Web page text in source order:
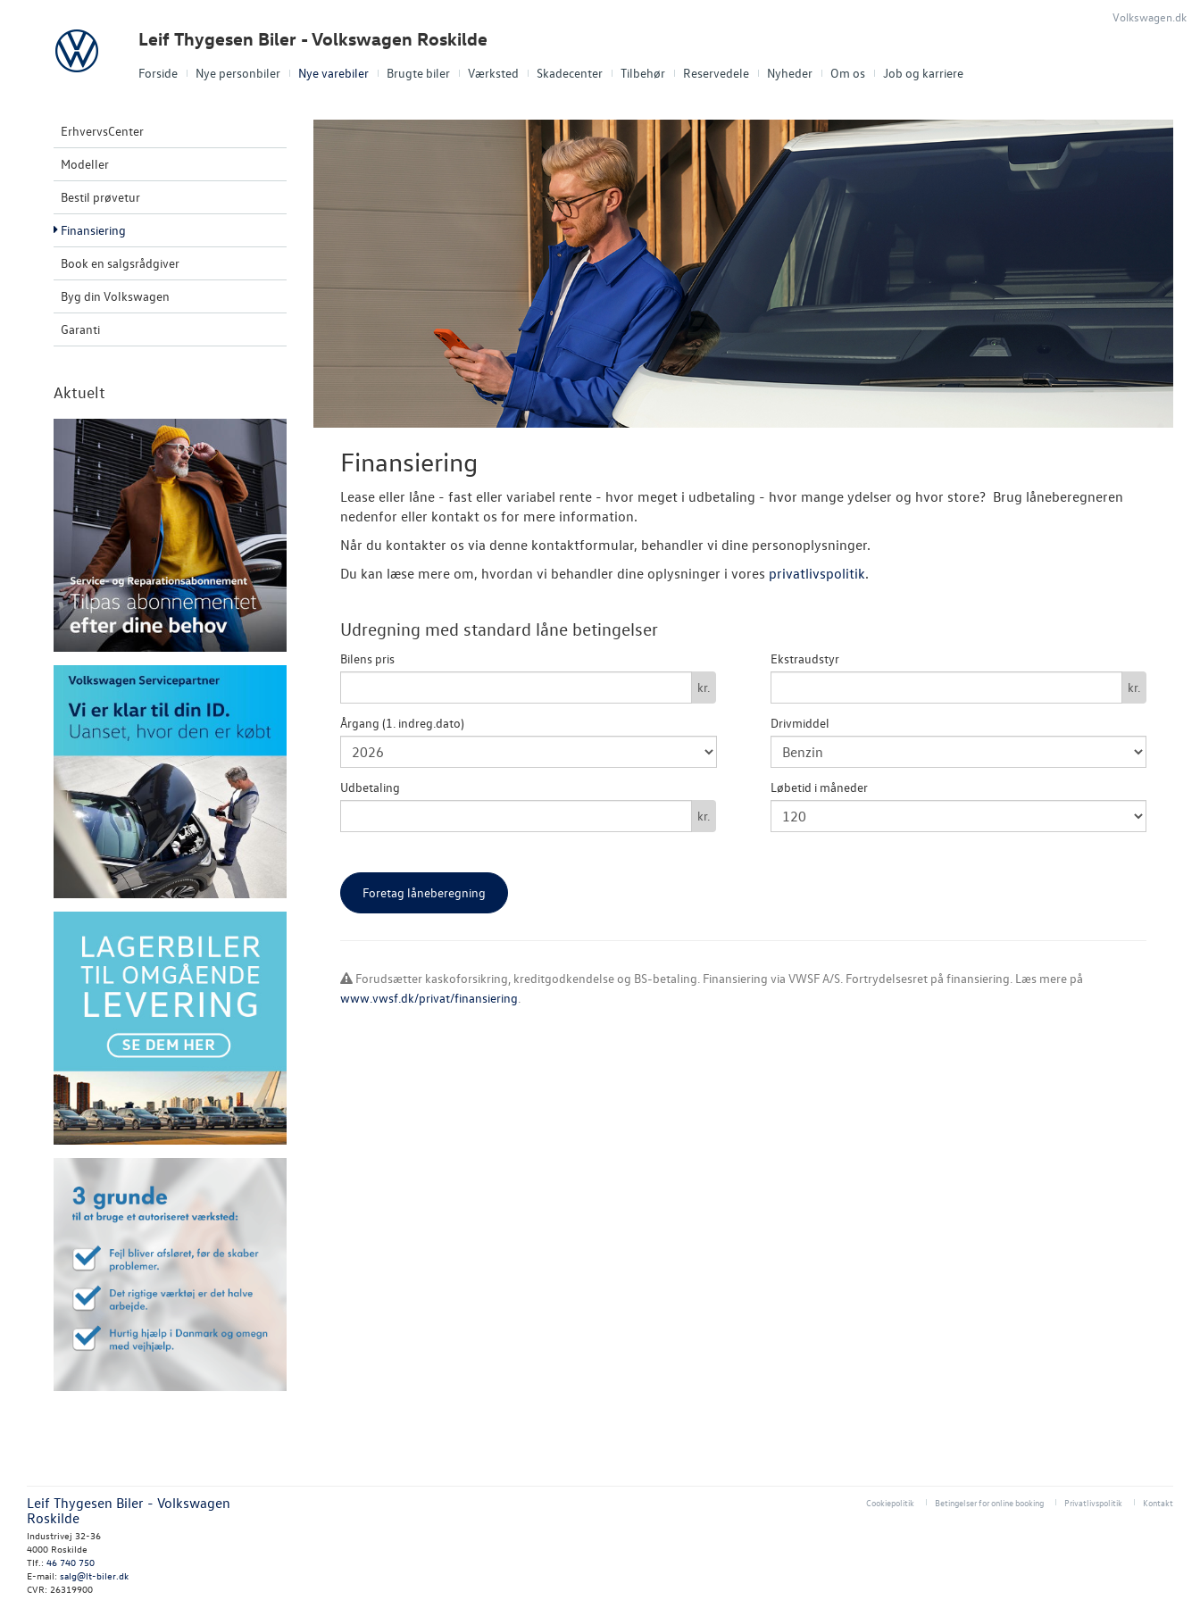
Forside Nye personbiler Nye varebiler Brugte biler Værksted Skadecenter Tilbehør Reservedele Nyheder Om os Job og karriere
Volkswagen Leif Thygesen Biler - Volkswagen Roskilde
Volkswagen.dk
ErhvervsCenter
Modeller
Bestil prøvetur
Finansiering
Book en salgsrådgiver
Byg din Volkswagen
Garanti
Aktuelt
Finansiering
Lease eller låne - fast eller variabel rente - hvor meget i udbetaling - hvor mange ydelser og hvor store? Brug låneberegneren
nedenfor eller kontakt os for mere information.
Når du kontakter os via denne kontaktformular, behandler vi dine personoplysninger.
Du kan læse mere om, hvordan vi behandler dine oplysninger i vores privatlivspolitik.
Udregning med standard låne betingelser
Bilens pris
kr.
Ekstraudstyr
kr.
Årgang (1. indreg.dato) Drivmiddel
Udbetaling
kr.
Løbetid i måneder
Forudsætter kaskoforsikring, kreditgodkendelse og BS-betaling. Finansiering via VWSF A/S. Fortrydelsesret på finansiering. Læs mere på
www.vwsf.dk/privat/finansiering.
Leif Thygesen Biler - Volkswagen
Roskilde
Industrivej 32-36
4000 Roskilde
Tlf.: 46 740 750
E-mail: salg@lt-biler.dk
CVR: 26319900
Cookiepolitik Betingelser for online booking Privatlivspolitik Kontakt